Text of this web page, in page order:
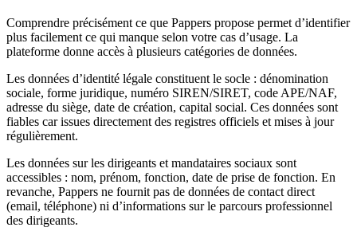
Comprendre précisément ce que Pappers propose permet d’identifier
plus facilement ce qui manque selon votre cas d’usage. La
plateforme donne accès à plusieurs catégories de données.
Les données d’identité légale constituent le socle : dénomination
sociale, forme juridique, numéro SIREN/SIRET, code APE/NAF,
adresse du siège, date de création, capital social. Ces données sont
fiables car issues directement des registres officiels et mises à jour
régulièrement.
Les données sur les dirigeants et mandataires sociaux sont
accessibles : nom, prénom, fonction, date de prise de fonction. En
revanche, Pappers ne fournit pas de données de contact direct
(email, téléphone) ni d’informations sur le parcours professionnel
des dirigeants.